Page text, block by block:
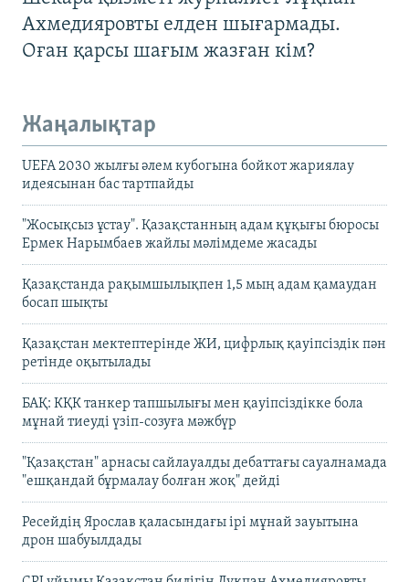
Ахмедияровты елден шығармады.
Оған қарсы шағым жазған кім?
Жаңалықтар
UEFA 2030 жылғы әлем кубогына бойкот жариялау
идеясынан бас тартпайды
"Жосықсыз ұстау". Қазақстанның адам құқығы бюросы
Ермек Нарымбаев жайлы мәлімдеме жасады
Қазақстанда рақымшылықпен 1,5 мың адам қамаудан
босап шықты
Қазақстан мектептерінде ЖИ, цифрлық қауіпсіздік пән
ретінде оқытылады
БАҚ: КҚК танкер тапшылығы мен қауіпсіздікке бола
мұнай тиеуді үзіп-созуға мәжбүр
"Қазақстан" арнасы сайлауалды дебаттағы сауалнамада
"ешқандай бұрмалау болған жоқ" дейді
Ресейдің Ярослав қаласындағы ірі мұнай зауытына
дрон шабуылдады